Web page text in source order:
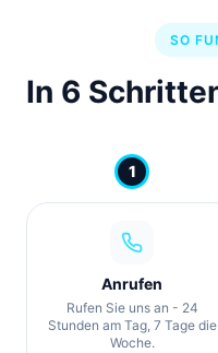
SO
In 6
1
Anrufen
Rufen Sie uns an - 24
Stunden am Tag, 7 Tage die
Woche.